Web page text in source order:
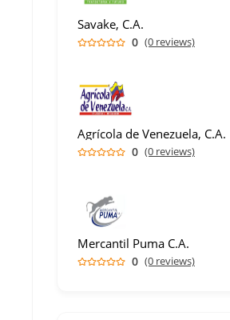
Savake, C.A.
0 (0 reviews)
Agrícola de Venezuela, C.A.
0 (0 reviews)
Mercantil Puma C.A.
0 (0 reviews)